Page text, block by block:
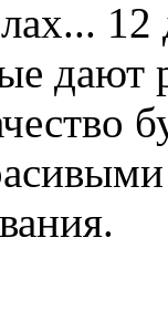
дают